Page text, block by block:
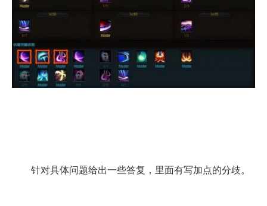
针对具体问题给出一些答复，里面有写加点的分歧。